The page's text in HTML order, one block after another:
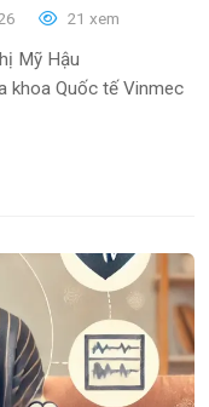
21 xem
Mỹ Hậu
khoa Quốc tế Vinmec